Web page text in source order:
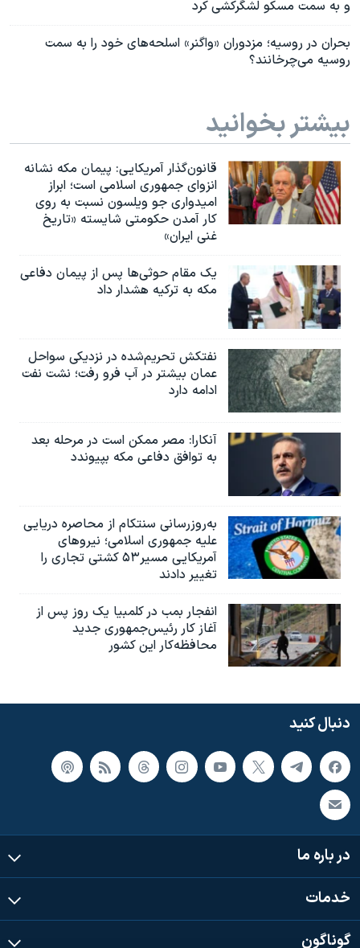
و به سمت مسکو لشگرکشی کرد
بحران در روسیه؛ مزدوران «واگنر» اسلحه‌های خود را به سمت
روسیه می‌چرخانند؟
بیشتر بخوانید
قانون‌گذار آمریکایی: پیمان مکه نشانه
انزوای جمهوری اسلامی است؛ ابراز
امیدواری جو ویلسون نسبت به روی
کار آمدن حکومتی شایسته «تاریخ
غنی ایران»
یک مقام حوثی‌ها پس از پیمان دفاعی
مکه به ترکیه هشدار داد
نفتکش تحریم‌شده در نزدیکی سواحل
عمان بیشتر در آب فرو رفت؛ نشت نفت
ادامه دارد
آنکارا: مصر ممکن است در مرحله بعد
به توافق دفاعی مکه بپیوندد
به‌روزرسانی سنتکام از محاصره دریایی
علیه جمهوری اسلامی؛ نیروهای
آمریکایی مسیر۵۳ کشتی تجاری را
تغییر دادند
انفجار بمب‌‌ در کلمبیا یک روز پس از
آغاز کار رئیس‌جمهوری جدید
محافظه‌کار این کشور
دنبال کنید
در باره ما
خدمات
گوناگون